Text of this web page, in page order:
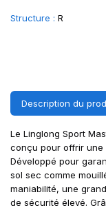
Structure : R
Description du
Le Linglong Sport
conçu pour offrir une
Développé pour
sol sec comme
maniabilité, une
de sécurité élevé.